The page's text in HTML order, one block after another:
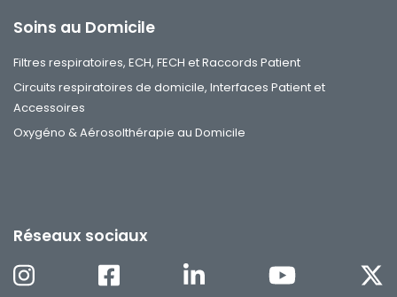
Soins au Domicile
Filtres respiratoires, ECH, FECH et Raccords Patient
Circuits respiratoires de domicile, Interfaces Patient et
Accessoires
Oxygéno & Aérosolthérapie au Domicile
Réseaux sociaux